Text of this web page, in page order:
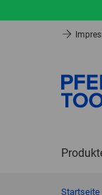
Startseite